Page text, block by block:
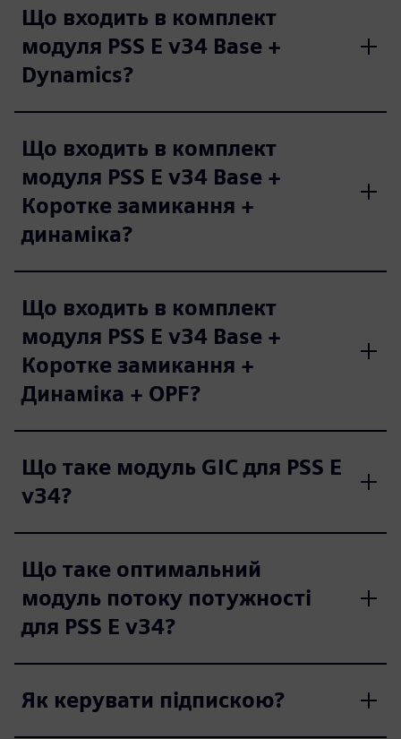
Що входить в комплект
модуля PSS E v34 Base +
Dynamics?
Що входить в комплект
модуля PSS E v34 Base +
Коротке замикання +
динаміка?
Що входить в комплект
модуля PSS E v34 Base +
Коротке замикання +
Динаміка + OPF?
Що таке модуль GIC для PSS E
v34?
Що таке оптимальний
модуль потоку потужності
для PSS E v34?
Як керувати підпискою?